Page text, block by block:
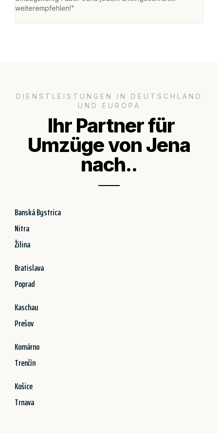
weiterempfehlen!"
DIENSTLEISTUNGEN IN DEUTSCHLAND
UND EUROPA
Ihr Partner für
Umzüge von Jena
nach..
Banská Bystrica
Nitra
Žilina
Bratislava
Poprad
Kaschau
Prešov
Komárno
Trenčín
Košice
Trnava